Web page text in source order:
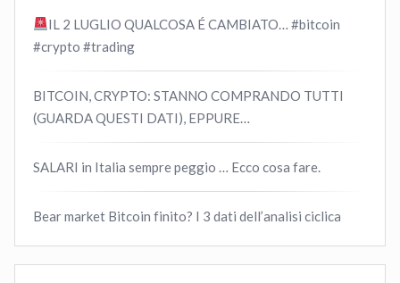
IL 2 LUGLIO QUALCOSA É CAMBIATO… #bitcoin
#crypto #trading
BITCOIN, CRYPTO: STANNO COMPRANDO TUTTI
(GUARDA QUESTI DATI), EPPURE…
SALARI in Italia sempre peggio … Ecco cosa fare.
Bear market Bitcoin finito? I 3 dati dell’analisi ciclica